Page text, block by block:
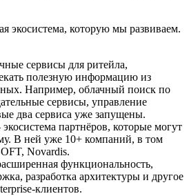
экосистема, которую мы развиваем.
сервисы для ритейла,
полезную информацию из
Например, облачный поиск по
сервисы, управление
два сервиса уже запущены.
партнёров, которые могут
В ней уже 10+ компаний, в том
Novardis.
функциональность,
разработка архитектуры и другое
клиентов.